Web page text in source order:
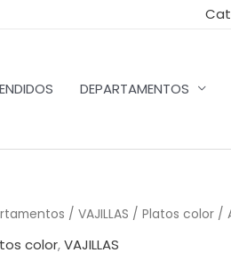
DEPARTAMENTOS
/ VAJILLAS / Platos color /
color,VAJILLAS